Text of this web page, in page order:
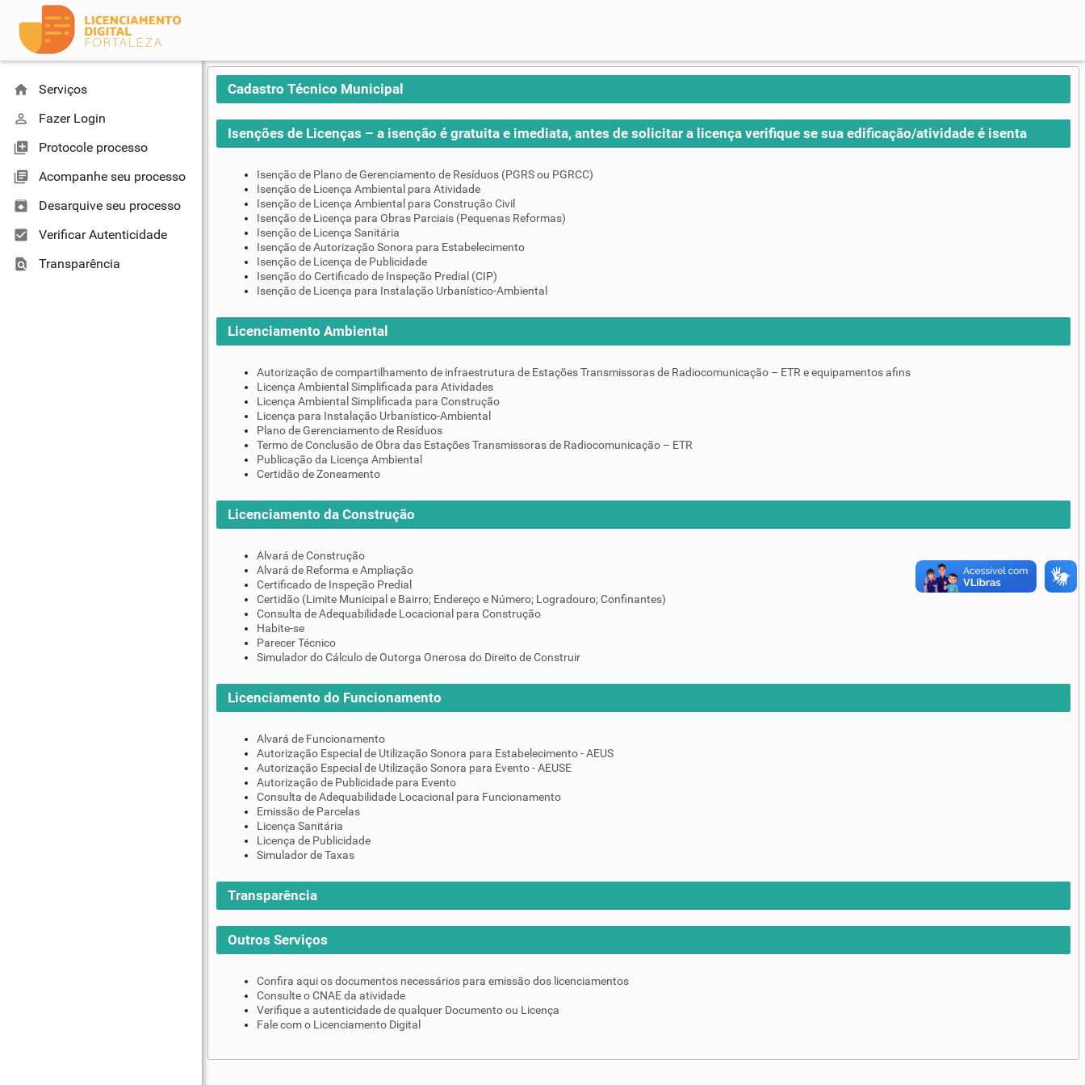
home Serviços
perm_identity Fazer Login
library_add Protocole processo
library_books Acompanhe seu processo
unarchive Desarquive seu processo
check_box Verificar Autenticidade
find_in_page Transparência
Cadastro Técnico Municipal
Isenções de Licenças – a isenção é gratuita e imediata, antes de solicitar a licença verifique se sua edificação/atividade é isenta
Isenção de Plano de Gerenciamento de Resíduos (PGRS ou PGRCC)
Isenção de Licença Ambiental para Atividade
Isenção de Licença Ambiental para Construção Civil
Isenção de Licença para Obras Parciais (Pequenas Reformas)
Isenção de Licença Sanitária
Isenção de Autorização Sonora para Estabelecimento
Isenção de Licença de Publicidade
Isenção do Certificado de Inspeção Predial (CIP)
Isenção de Licença para Instalação Urbanístico-Ambiental
Licenciamento Ambiental
Autorização de compartilhamento de infraestrutura de Estações Transmissoras de Radiocomunicação – ETR e equipamentos afins
Licença Ambiental Simplificada para Atividades
Licença Ambiental Simplificada para Construção
Licença para Instalação Urbanístico-Ambiental
Plano de Gerenciamento de Resíduos
Termo de Conclusão de Obra das Estações Transmissoras de Radiocomunicação – ETR
Publicação da Licença Ambiental
Certidão de Zoneamento
Licenciamento da Construção
Alvará de Construção
Alvará de Reforma e Ampliação
Certificado de Inspeção Predial
Certidão (Limite Municipal e Bairro; Endereço e Número; Logradouro; Confinantes)
Consulta de Adequabilidade Locacional para Construção
Habite-se
Parecer Técnico
Simulador do Cálculo de Outorga Onerosa do Direito de Construir
Licenciamento do Funcionamento
Alvará de Funcionamento
Autorização Especial de Utilização Sonora para Estabelecimento - AEUS
Autorização Especial de Utilização Sonora para Evento - AEUSE
Autorização de Publicidade para Evento
Consulta de Adequabilidade Locacional para Funcionamento
Emissão de Parcelas
Licença Sanitária
Licença de Publicidade
Simulador de Taxas
Transparência
Outros Serviços
Confira aqui os documentos necessários para emissão dos licenciamentos
Consulte o CNAE da atividade
Verifique a autenticidade de qualquer Documento ou Licença
Fale com o Licenciamento Digital